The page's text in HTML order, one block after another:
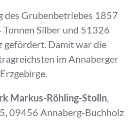
des Grubenbetriebes 1857
Silber und 51326
gefördert. Damit war die
im Annaberger
Markus-Röhling-Stolln,
09456 Annaberg-Buchholz